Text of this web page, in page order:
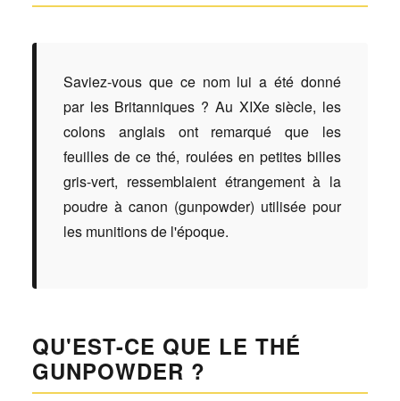
Saviez-vous que ce nom lui a été donné
par les Britanniques ? Au XIXe siècle, les
colons anglais ont remarqué que les
feuilles de ce thé, roulées en petites billes
gris-vert, ressemblaient étrangement à la
poudre à canon (gunpowder) utilisée pour
les munitions de l'époque.
QU'EST-CE QUE LE THÉ
GUNPOWDER ?